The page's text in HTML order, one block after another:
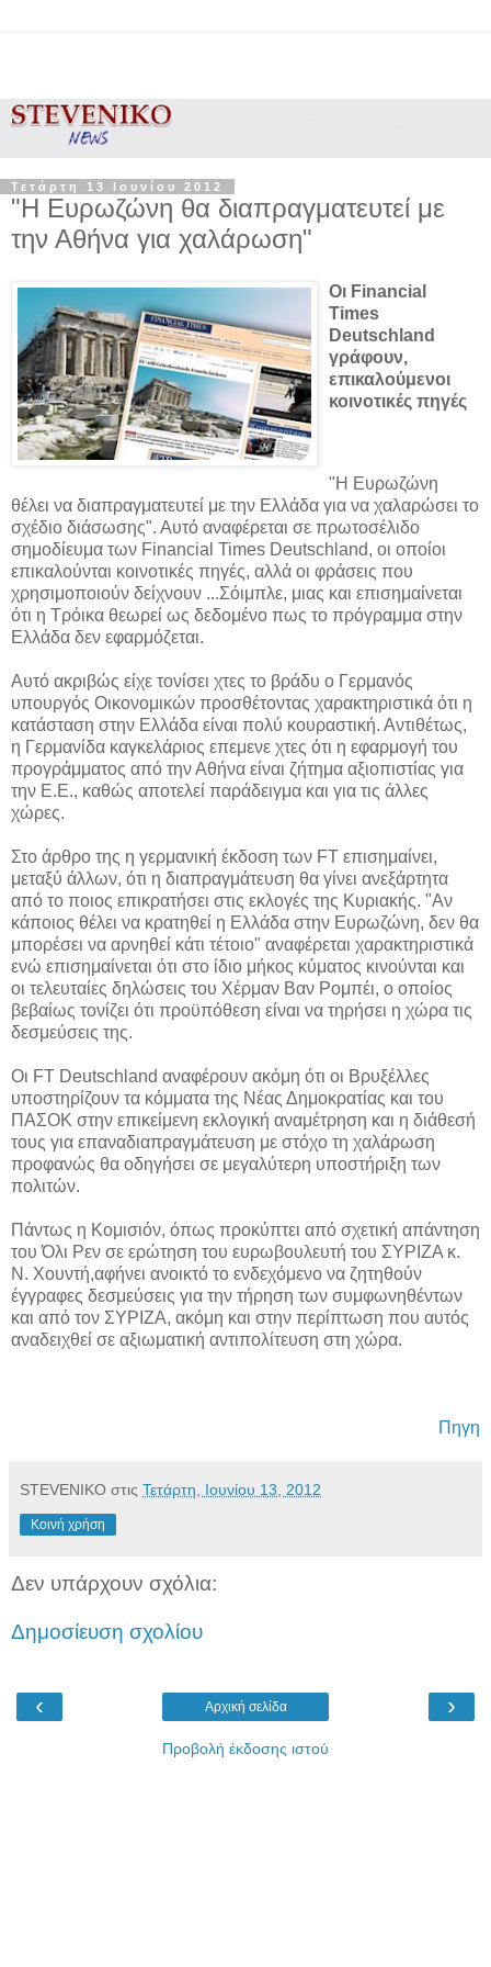
Τετάρτη 13 Ιουνίου 2012
"Η Ευρωζώνη θα διαπραγματευτεί με
την Αθήνα για χαλάρωση"
Οι Financial
Times
Deutschland
γράφουν,
επικαλούμενοι
κοινοτικές πηγές
"Η Ευρωζώνη
θέλει να διαπραγματευτεί με την Ελλάδα για να χαλαρώσει το
σχέδιο διάσωσης". Αυτό αναφέρεται σε πρωτοσέλιδο
σημοδίευμα των Financial Times Deutschland, οι οποίοι
επικαλούνται κοινοτικές πηγές, αλλά οι φράσεις που
χρησιμοποιούν δείχνουν ...Σόιμπλε, μιας και επισημαίνεται
ότι η Τρόικα θεωρεί ως δεδομένο πως το πρόγραμμα στην
Ελλάδα δεν εφαρμόζεται.
Αυτό ακριβώς είχε τονίσει χτες το βράδυ ο Γερμανός
υπουργός Οικονομικών προσθέτοντας χαρακτηριστικά ότι η
κατάσταση στην Ελλάδα είναι πολύ κουραστική. Αντιθέτως,
η Γερμανίδα καγκελάριος επεμενε χτες ότι η εφαρμογή του
προγράμματος από την Αθήνα είναι ζήτημα αξιοπιστίας για
την Ε.Ε., καθώς αποτελεί παράδειγμα και για τις άλλες
χώρες.
Στο άρθρο της η γερμανική έκδοση των FT επισημαίνει,
μεταξύ άλλων, ότι η διαπραγμάτευση θα γίνει ανεξάρτητα
από το ποιος επικρατήσει στις εκλογές της Κυριακής. "Αν
κάποιος θέλει να κρατηθεί η Ελλάδα στην Ευρωζώνη, δεν θα
μπορέσει να αρνηθεί κάτι τέτοιο" αναφέρεται χαρακτηριστικά
ενώ επισημαίνεται ότι στο ίδιο μήκος κύματος κινούνται και
οι τελευταίες δηλώσεις του Χέρμαν Βαν Ρομπέι, ο οποίος
βεβαίως τονίζει ότι προϋπόθεση είναι να τηρήσει η χώρα τις
δεσμεύσεις της.
Οι FT Deutschland αναφέρουν ακόμη ότι οι Βρυξέλλες
υποστηρίζουν τα κόμματα της Νέας Δημοκρατίας και του
ΠΑΣΟΚ στην επικείμενη εκλογική αναμέτρηση και η διάθεσή
τους για επαναδιαπραγμάτευση με στόχο τη χαλάρωση
προφανώς θα οδηγήσει σε μεγαλύτερη υποστήριξη των
πολιτών.
Πάντως η Κομισιόν, όπως προκύπτει από σχετική απάντηση
του Όλι Ρεν σε ερώτηση του ευρωβουλευτή του ΣΥΡΙΖΑ κ.
Ν. Χουντή,αφήνει ανοικτό το ενδεχόμενο να ζητηθούν
έγγραφες δεσμεύσεις για την τήρηση των συμφωνηθέντων
και από τον ΣΥΡΙΖΑ, ακόμη και στην περίπτωση που αυτός
αναδειχθεί σε αξιωματική αντιπολίτευση στη χώρα.
Πηγη
STEVENIKO στις Τετάρτη, Ιουνίου 13, 2012
Κοινή χρήση
Δεν υπάρχουν σχόλια:
Δημοσίευση σχολίου
‹ ›
Αρχική σελίδα
Προβολή έκδοσης ιστού